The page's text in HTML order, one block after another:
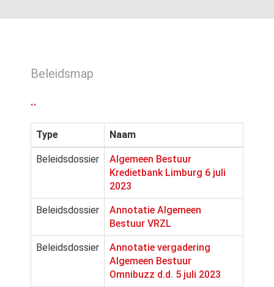
Beleidsmap
..
Type Naam
Beleidsdossier
Algemeen Bestuur
Kredietbank Limburg 6 juli
2023
Beleidsdossier
Annotatie Algemeen
Bestuur VRZL
Beleidsdossier
Annotatie vergadering
Algemeen Bestuur
Omnibuzz d.d. 5 juli 2023